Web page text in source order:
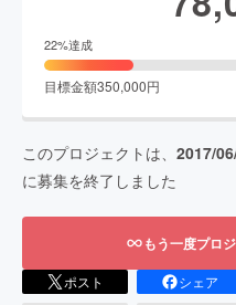
22%達成
目標金額350,000円
このプロジェクトは、 2017/
に募集を終了しました
もう一度プロ
ポスト シェア